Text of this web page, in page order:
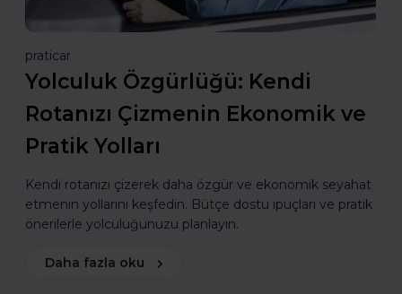
praticar
Yolculuk Özgürlüğü: Kendi
Rotanızı Çizmenin Ekonomik ve
Pratik Yolları
Kendi rotanızı çizerek daha özgür ve ekonomik seyahat
etmenin yollarını keşfedin. Bütçe dostu ipuçları ve pratik
önerilerle yolculuğunuzu planlayın.
Daha fazla oku